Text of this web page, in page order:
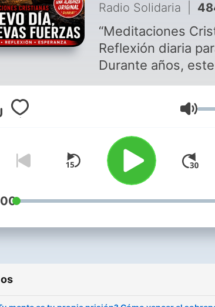
Radio Solidaria 484 - ¿Tu mente es
“Meditaciones
Reflexión diaria
Durante años,
acompañado a
personas con
calma y encuentro
Hoy, esa esencia
pero da un paso
otras cosas,
#Alabanza diaria
propósito y
nuevas
reflexiones diarias
Solidaria,